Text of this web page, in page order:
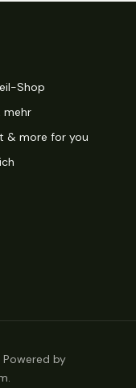
Shop
mehr
& more for you
by